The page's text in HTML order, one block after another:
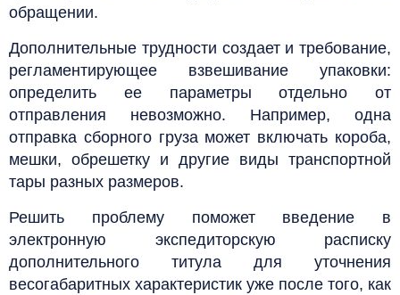
обращении.
Дополнительные трудности создает и требование,
регламентирующее взвешивание упаковки:
определить ее параметры отдельно от
отправления невозможно. Например, одна
отправка сборного груза может включать короба,
мешки, обрешетку и другие виды транспортной
тары разных размеров.
Решить проблему поможет введение в
электронную экспедиторскую расписку
дополнительного титула для уточнения
весогабаритных характеристик уже после того, как